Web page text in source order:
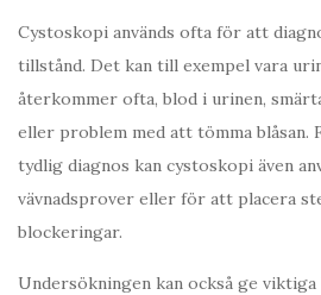
Cystoskopi används ofta för att
tillstånd. Det kan till exempel vara
återkommer ofta, blod i urinen,
eller problem med att tömma blåsan.
tydlig diagnos kan cystoskopi även
vävnadsprover eller för att placera
blockeringar.
Undersökningen kan också ge